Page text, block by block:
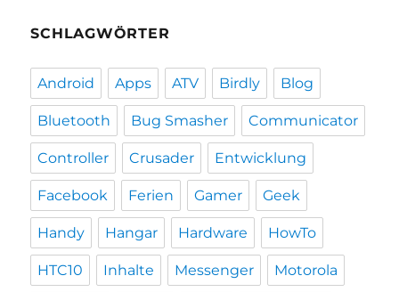
SCHLAGWÖRTER
Android Apps ATV Birdly Blog
Bluetooth Bug Smasher Communicator
Controller Crusader Entwicklung
Facebook Ferien Gamer Geek
Handy Hangar Hardware HowTo
HTC10 Inhalte Messenger Motorola